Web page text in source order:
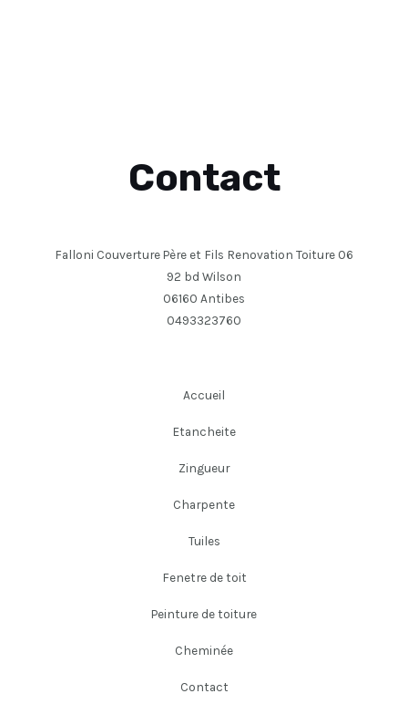
Contact
Falloni Couverture Père et Fils Renovation Toiture 06
92 bd Wilson
06160 Antibes
0493323760
Accueil
Etancheite
Zingueur
Charpente
Tuiles
Fenetre de toit
Peinture de toiture
Cheminée
Contact